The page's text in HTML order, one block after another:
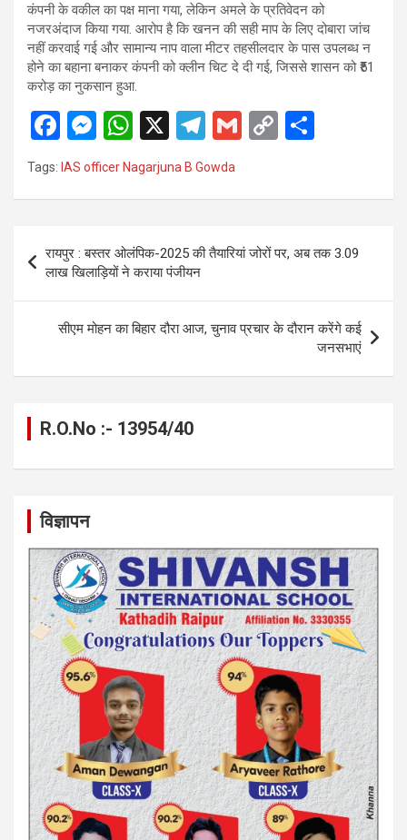
कंपनी के वकील का पक्ष माना गया, लेकिन अमले के प्रतिवेदन को
नजरअंदाज किया गया. आरोप है कि खनन की सही माप के लिए दोबारा जांच
नहीं करवाई गई और सामान्य नाप वाला मीटर तहसीलदार के पास उपलब्ध न
होने का बहाना बनाकर कंपनी को क्लीन चिट दे दी गई, जिससे शासन को ₹51
करोड़ का नुकसान हुआ.
F
a
ce
o
o
k
M
es
se
g
er
W
at
A
p
p
X
T
el
e
a
G
C
n
k
Tags: IAS officer Nagarjuna B Gowda
navigation
रायपुर : बस्तर ओलंपिक-2025 की तैयारियां जोरों पर, अब तक 3.09
लाख खिलाड़ियों ने कराया पंजीयन
सीएम मोहन का बिहार दौरा आज, चुनाव प्रचार के दौरान करेंगे कई
जनसभाएं
R.O.No :- 13954/40
विज्ञापन